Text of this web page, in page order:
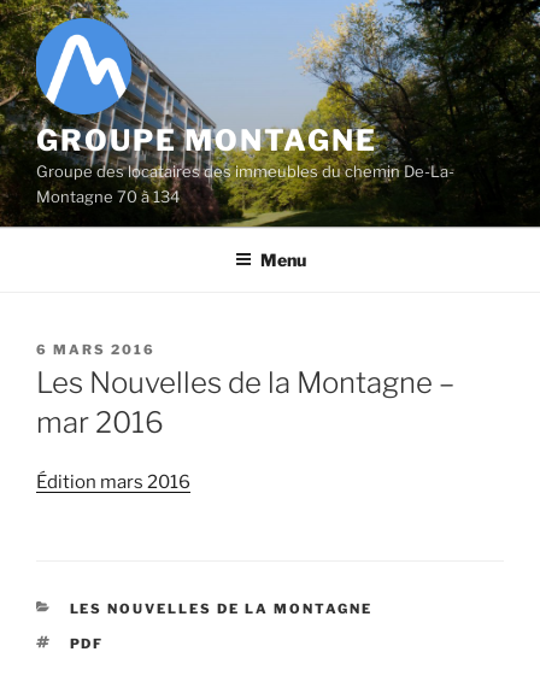
Aller
au
contenu
principal
GROUPE MONTAGNE
Groupe des locataires des immeubles du chemin De-La-
Montagne 70 à 134
Menu
PUBLIÉ
LE
6 MARS 2016
Les Nouvelles de la Montagne –
mar 2016
Édition mars 2016
CATÉGORIES
LES NOUVELLES DE LA MONTAGNE
ÉTIQUETTES
PDF